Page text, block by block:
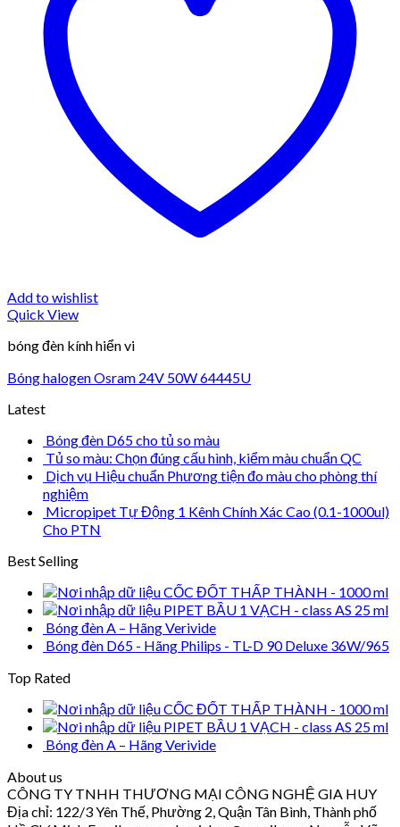
Add to wishlist
Quick View
bóng đèn kính hiển vi
Bóng halogen Osram 24V 50W 64445U
Latest
Bóng đèn D65 cho tủ so màu
Tủ so màu: Chọn đúng cấu hình, kiểm màu chuẩn QC
Dịch vụ Hiệu chuẩn Phương tiện đo màu cho phòng thí
nghiệm
Micropipet Tự Động 1 Kênh Chính Xác Cao (0.1-1000ul)
Cho PTN
Best Selling
CỐC ĐỐT THẤP THÀNH - 1000 ml
PIPET BẦU 1 VẠCH - class AS 25 ml
Bóng đèn A – Hãng Verivide
Bóng đèn D65 - Hãng Philips - TL-D 90 Deluxe 36W/965
Top Rated
CỐC ĐỐT THẤP THÀNH - 1000 ml
PIPET BẦU 1 VẠCH - class AS 25 ml
Bóng đèn A – Hãng Verivide
About us
CÔNG TY TNHH THƯƠNG MẠI CÔNG NGHỆ GIA HUY
Địa chỉ: 122/3 Yên Thế, Phường 2, Quận Tân Bình, Thành phố